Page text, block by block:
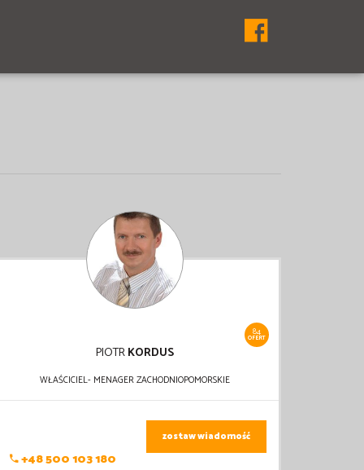
84
OFERT
PIOTRKORDUS
WŁAŚCICIEL- MENAGER ZACHODNIOPOMORSKIE
+48 500 103 180
zostaw wiadomość